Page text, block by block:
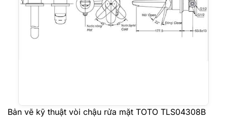
Bản vẽ kỹ thuật vòi chậu rửa mặt TOTO TLS04308B